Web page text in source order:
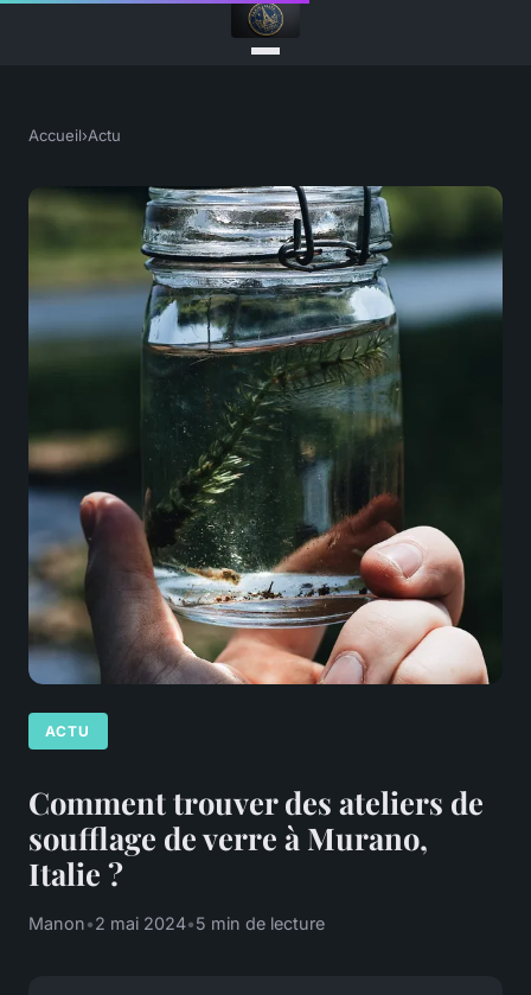
Accueil›Actu
ACTU
Comment trouver des ateliers de
soufflage de verre à Murano,
Italie ?
Manon•2 mai 2024•5 min de lecture